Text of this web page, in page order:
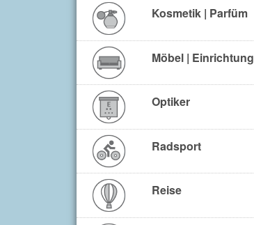
Kosmetik | Parfüm
Möbel | Einrichtung
Optiker
Radsport
Reise